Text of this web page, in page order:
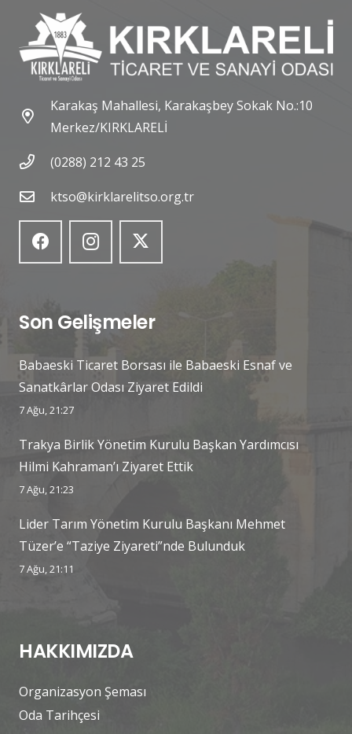
Karakaş Mahallesi, Karakaşbey Sokak No.:10
Merkez/KIRKLARELİ
(0288) 212 43 25
ktso@kirklarelitso.org.tr
Son Gelişmeler
Babaeski Ticaret Borsası ile Babaeski Esnaf ve
Sanatkârlar Odası Ziyaret Edildi
7 Ağu, 21:27
Trakya Birlik Yönetim Kurulu Başkan Yardımcısı
Hilmi Kahraman’ı Ziyaret Ettik
7 Ağu, 21:23
Lider Tarım Yönetim Kurulu Başkanı Mehmet
Tüzer’e “Taziye Ziyareti”nde Bulunduk
7 Ağu, 21:11
HAKKIMIZDA
Organizasyon Şeması
Oda Tarihçesi